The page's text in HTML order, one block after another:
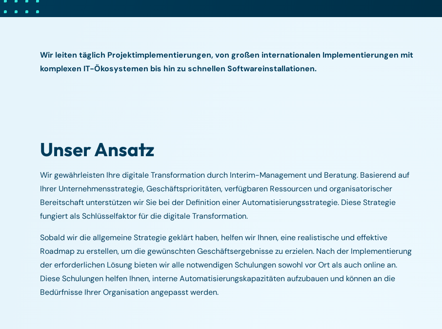
Wir leiten täglich Projektimplementierungen, von großen internationalen Implementierungen mit
komplexen IT-Ökosystemen bis hin zu schnellen Softwareinstallationen.
Unser Ansatz
Wir gewährleisten Ihre digitale Transformation durch Interim-Management und Beratung. Basierend auf
Ihrer Unternehmensstrategie, Geschäftsprioritäten, verfügbaren Ressourcen und organisatorischer
Bereitschaft unterstützen wir Sie bei der Definition einer Automatisierungsstrategie. Diese Strategie
fungiert als Schlüsselfaktor für die digitale Transformation.
Sobald wir die allgemeine Strategie geklärt haben, helfen wir Ihnen, eine realistische und effektive
Roadmap zu erstellen, um die gewünschten Geschäftsergebnisse zu erzielen. Nach der Implementierung
der erforderlichen Lösung bieten wir alle notwendigen Schulungen sowohl vor Ort als auch online an.
Diese Schulungen helfen Ihnen, interne Automatisierungskapazitäten aufzubauen und können an die
Bedürfnisse Ihrer Organisation angepasst werden.